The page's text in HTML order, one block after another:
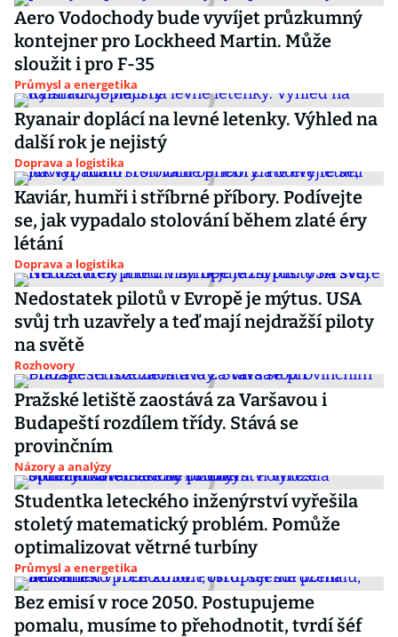
Aero Vodochody bude vyvíjet průzkumný
kontejner pro Lockheed Martin. Může
sloužit i pro F-35
Průmysl a energetika
Ryanair doplácí na levné letenky. Výhled na
další rok je nejistý
Doprava a logistika
Kaviár, humři i stříbrné příbory. Podívejte
se, jak vypadalo stolování během zlaté éry
létání
Doprava a logistika
Nedostatek pilotů v Evropě je mýtus. USA
svůj trh uzavřely a teď mají nejdražší piloty
na světě
Rozhovory
Pražské letiště zaostává za Varšavou i
Budapeští rozdílem třídy. Stává se
provinčním
Názory a analýzy
Studentka leteckého inženýrství vyřešila
stoletý matematický problém. Pomůže
optimalizovat větrné turbíny
Průmysl a energetika
Bez emisí v roce 2050. Postupujeme
pomalu, musíme to přehodnotit, tvrdí šéf